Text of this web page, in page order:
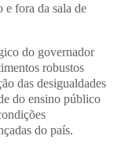
e fora da sala de
do governador
robustos
das desigualdades
do ensino público
do país.